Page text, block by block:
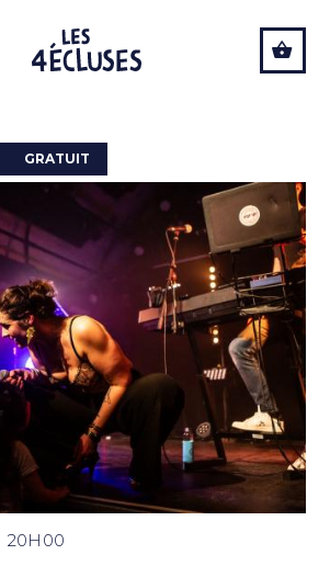
GRATUIT
20H00